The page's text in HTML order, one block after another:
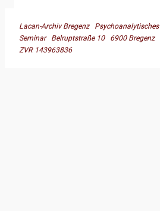
Lacan-Archiv Bregenz Psychoanalytisches
Seminar Belruptstraße 10 6900 Bregenz
ZVR 143963836